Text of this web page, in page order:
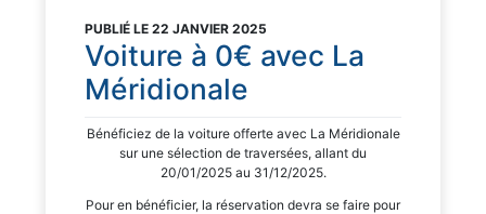
PUBLIÉ LE 22 JANVIER 2025
Voiture à 0€ avec La
Méridionale
Bénéficiez de la voiture offerte avec La Méridionale
sur une sélection de traversées, allant du
20/01/2025 au 31/12/2025.
Pour en bénéficier, la réservation devra se faire pour